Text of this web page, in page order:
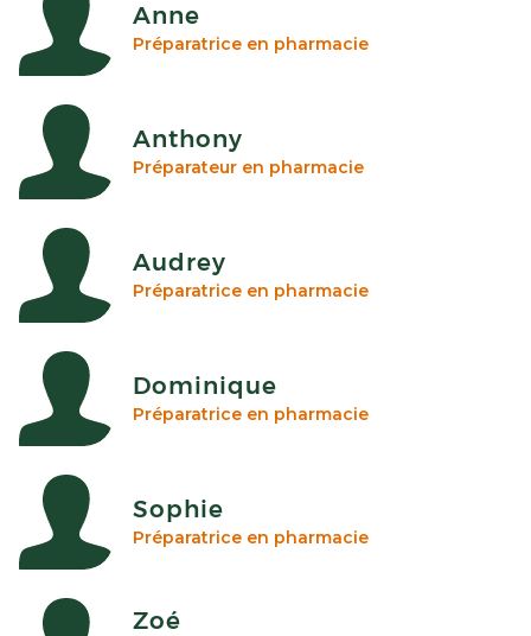
Anne
Préparatrice en pharmacie
Anthony
Préparateur en pharmacie
Audrey
Préparatrice en pharmacie
Dominique
Préparatrice en pharmacie
Sophie
Préparatrice en pharmacie
Zoé